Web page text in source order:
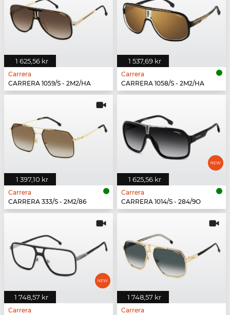
1 625,56 kr
Carrera
CARRERA 1059/S - 2M2/HA
1 537,69 kr
Carrera
CARRERA 1058/S - 2M2/HA
1 397,10 kr
Carrera
CARRERA 333/S - 2M2/86
1 625,56 kr
Carrera
CARRERA 1014/S - 284/9O
1 748,57 kr
Carrera
1 748,57 kr
Carrera